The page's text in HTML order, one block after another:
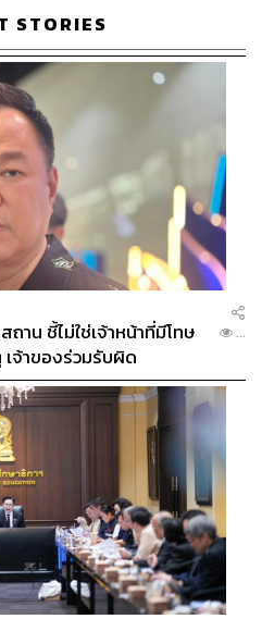
STORIES
าน ชี้ไม่ใช่เจ้าหน้าที่มีโทษ
จ้าของร่วมรับผิด
...